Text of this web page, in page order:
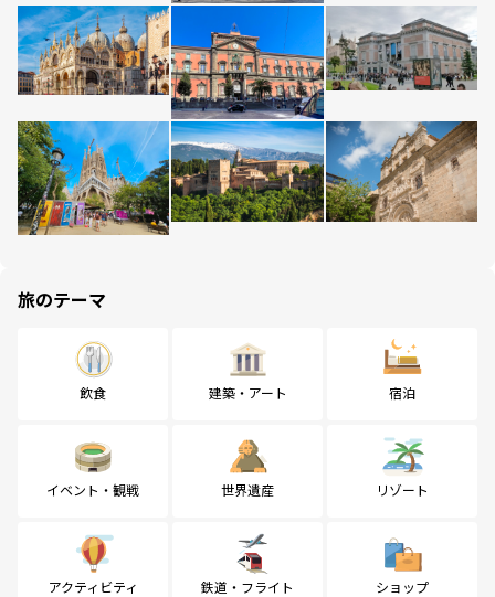
旅のテーマ
飲食 建築・アート 宿泊
イベント・観戦 世界遺産 リゾート
アクティビティ 鉄道・フライト ショップ